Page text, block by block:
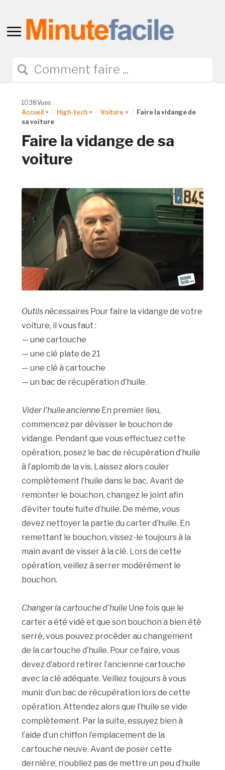
Toggle
navigation
1038Vues
Accueil > High-tech > Voiture >
Faire la vidange de
sa voiture
Faire la vidange de sa
voiture
Outils nécessaires Pour faire la vidange de votre
voiture, il vous faut :
— une cartouche
— une clé plate de 21
— une clé à cartouche
— un bac de récupération d’huile.
Vider l’huile ancienne En premier lieu,
commencez par dévisser le bouchon de
vidange. Pendant que vous effectuez cette
opération, posez le bac de récupération d’huile
à l’aplomb de la vis. Laissez alors couler
complètement l’huile dans le bac. Avant de
remonter le bouchon, changez le joint afin
d’éviter toute fuite d’huile. De même, vous
devez nettoyer la partie du carter d’huile. En
remettant le bouchon, vissez-le toujours à la
main avant de visser à la clé. Lors de cette
opération, veillez à serrer modérément le
bouchon.
Changer la cartouche d’huile Une fois que le
carter a été vidé et que son bouchon a bien été
serré, vous pouvez procéder au changement
de la cartouche d’huile. Pour ce faire, vous
devez d’abord retirer l’ancienne cartouche
avec la clé adéquate. Veillez toujours à vous
munir d’un bac de récupération lors de cette
opération. Attendez alors que l’huile se vide
complètement. Par la suite, essuyez bien à
l’aide d’un chiffon l’emplacement de la
cartouche neuve. Avant de poser cette
dernière, n’oubliez pas de mettre un peu d’huile